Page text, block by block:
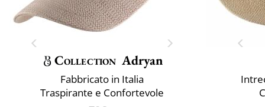
Collection Adryan
Fabbricato in Italia
Traspirante e Confortevole